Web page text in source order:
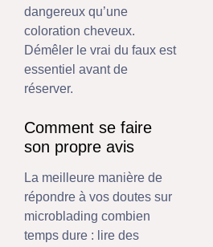
dangereux qu’une
coloration cheveux.
Démêler le vrai du faux est
essentiel avant de
réserver.
Comment se faire
son propre avis
La meilleure manière de
répondre à vos doutes sur
microblading combien
temps dure : lire des